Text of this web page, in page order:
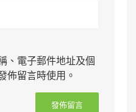
、電子郵件地址及個
佈留言時使用。